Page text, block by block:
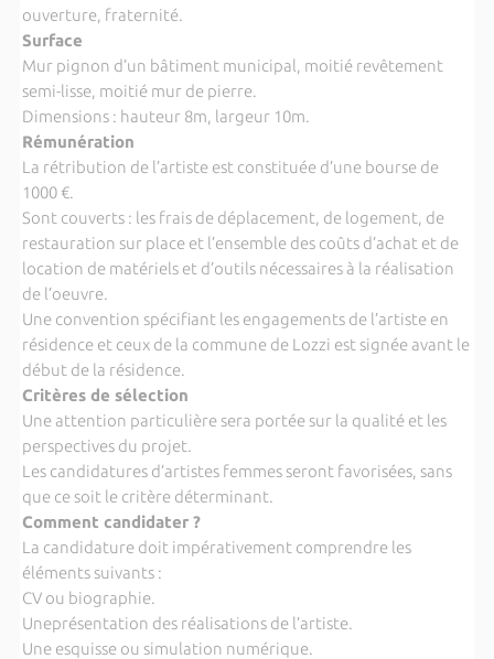
ouverture, fraternité.
Surface
Mur pignon d’un bâtiment municipal, moitié revêtement
semi-lisse, moitié mur de pierre.
Dimensions : hauteur 8m, largeur 10m.
Rémunération
La rétribution de l’artiste est constituée d’une bourse de
1000 €.
Sont couverts : les frais de déplacement, de logement, de
restauration sur place et l’ensemble des coûts d’achat et de
location de matériels et d’outils nécessaires à la réalisation
de l’oeuvre.
Une convention spécifiant les engagements de l’artiste en
résidence et ceux de la commune de Lozzi est signée avant le
début de la résidence.
Critères de sélection
Une attention particulière sera portée sur la qualité et les
perspectives du projet.
Les candidatures d’artistes femmes seront favorisées, sans
que ce soit le critère déterminant.
Comment candidater ?
La candidature doit impérativement comprendre les
éléments suivants :
CV ou biographie.
Uneprésentation des réalisations de l’artiste.
Une esquisse ou simulation numérique.